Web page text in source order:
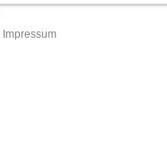
Impressum